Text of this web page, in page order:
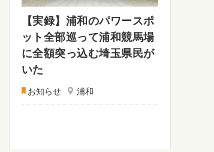
【実録】浦和のパワースポ
ット全部巡って浦和競馬場
に全額突っ込む埼玉県民が
いた
お知らせ 浦和